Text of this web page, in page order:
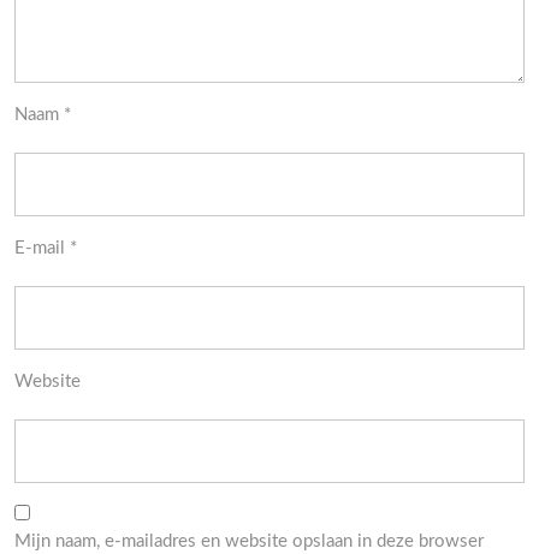
Naam *
E-mail *
Website
Mijn naam, e-mailadres en website opslaan in deze browser